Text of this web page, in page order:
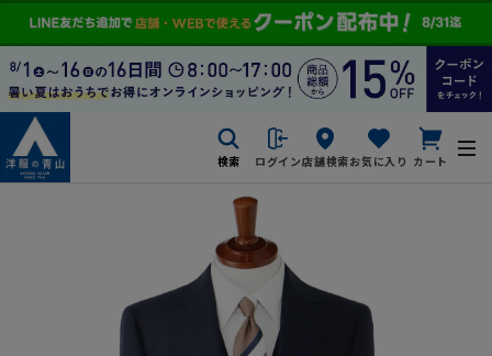
検索 ログイン店舗検索お気に入り カート